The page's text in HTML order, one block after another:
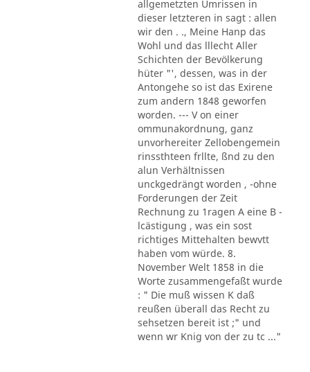
allgemetzten Umrissen in
dieser letzteren in sagt : allen
wir den . ., Meine Hanp das
Wohl und das lllecht Aller
Schichten der Bevölkerung
hüter "', dessen, was in der
Antongehe so ist das Exirene
zum andern 1848 geworfen
worden. --- V on einer
ommunakordnung, ganz
unvorhereiter Zellobengemein
rinssthteen frllte, ßnd zu den
alun Verhältnissen
unckgedrängt worden , -ohne
Forderungen der Zeit
Rechnung zu 1ragen A eine B -
lcästigung , was ein sost
richtiges Mittehalten bewvtt
haben vom würde. 8.
November Welt 1858 in die
Worte zusammengefaßt wurde
: " Die muß wissen K daß
reußen überall das Recht zu
sehsetzen bereit ist ;" und
wenn wr Knig von der zu tc ..."